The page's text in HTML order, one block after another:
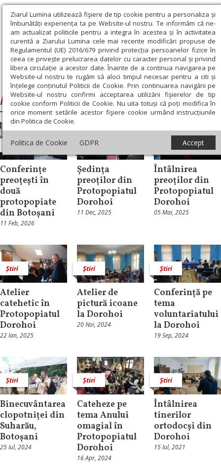
Ziarul Lumina utilizează fişiere de tip cookie pentru a personaliza și
îmbunătăți experiența ta pe Website-ul nostru. Te informăm că ne-
am actualizat politicile pentru a integra în acestea și în activitatea
curentă a Ziarului Lumina cele mai recente modificări propuse de
Regulamentul (UE) 2016/679 privind protecția persoanelor fizice în
ceea ce privește prelucrarea datelor cu caracter personal și privind
libera circulație a acestor date. Înainte de a continua navigarea pe
Website-ul nostru te rugăm să aloci timpul necesar pentru a citi și
înțelege conținutul Politicii de Cookie. Prin continuarea navigării pe
Website-ul nostru confirmi acceptarea utilizării fişierelor de tip
cookie conform Politicii de Cookie. Nu uita totuși că poți modifica în
orice moment setările acestor fişiere cookie urmând instrucțiunile
din Politica de Cookie.
Politica de Cookie GDPR Accept
Ziarul Lumina › Protopopiatul Dorohoi
Protopopiatul Dorohoi
Știri
Conferințe
preoțești în
două
protopopiate
din Botoșani
11 Feb, 2026
Știri
Ședința
preoților din
Protopopiatul
Dorohoi
11 Dec, 2025
Întâlnirea
preoților din
Protopopiatul
Dorohoi
05 Mai, 2025
Știri
Atelier
catehetic în
Protopopiatul
Dorohoi
22 Ian, 2025
Știri
Atelier de
pictură icoane
la Dorohoi
20 Noi, 2024
Știri
Conferință pe
tema
voluntariatului
la Dorohoi
19 Sep, 2024
Știri
Binecuvântarea
clopotniței din
Suharău,
Botoșani
25 Iul, 2024
Știri
Cateheze pe
tema Anului
omagial în
Protopopiatul
Dorohoi
16 Apr, 2024
Știri
Întâlnirea
tinerilor
ortodocși din
Dorohoi
15 Iul, 2021